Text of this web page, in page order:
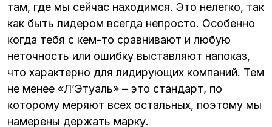
там, где мы сейчас находимся. Это нелегко, так
как быть лидером всегда непросто. Особенно
когда тебя с кем-то сравнивают и любую
неточность или ошибку выставляют напоказ,
что характерно для лидирующих компаний. Тем
не менее «Л’Этуаль» – это стандарт, по
которому меряют всех остальных, поэтому мы
намерены держать марку.